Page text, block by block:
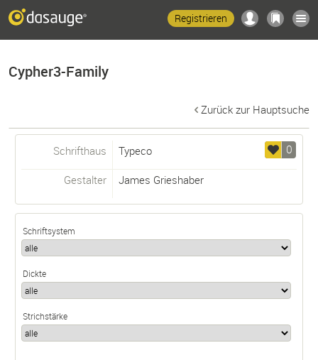
Registrieren
Cypher3-Family
Zurück zur Hauptsuche
0
Schrifthaus Typeco
Gestalter James Grieshaber
Schriftsystem
Dickte
Strichstärke